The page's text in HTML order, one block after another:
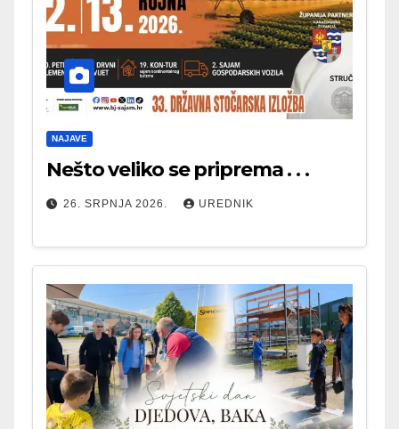
NAJAVE
Nešto veliko se priprema . . .
26. SRPNJA 2026. UREDNIK